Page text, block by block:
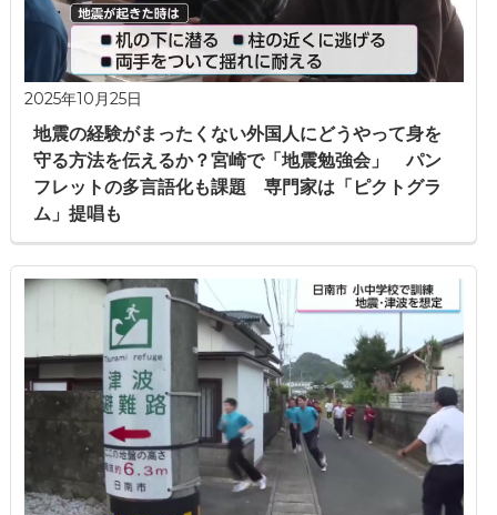
2025年10月25日
地震の経験がまったくない外国人にどうやって身を
守る方法を伝えるか？宮崎で「地震勉強会」 パン
フレットの多言語化も課題 専門家は「ピクトグラ
ム」提唱も